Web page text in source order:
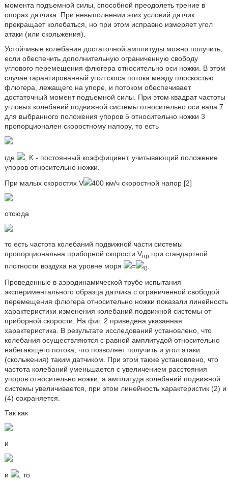
момента подъемной силы, способной преодолеть трение в
опорах датчика. При невыполнении этих условий датчик
прекращает колебаться, но при этом исправно измеряет угол
атаки (или скольжения).
Устойчивые колебания достаточной амплитуды можно получить,
если обеспечить дополнительную ограниченную свободу
углового перемещения флюгера относительно оси ножки. В этом
случае гарантированный угол скоса потока между плоскостью
флюгера, лежащего на упоре, и потоком обеспечивает
достаточный момент подъемной силы. При этом квадрат частоты
угловых колебаний подвижной системы относительно оси вала 7
для выбранного положения упоров 5 относительно ножки 3
пропорционален скоростному напору, то есть
где
, K - постоянный коэффициент, учитывающий положение
упоров относительно ножки.
При малых скоростях V
400 км/ч скоростной напор [2]
отсюда
то есть частота колебаний подвижной части системы
пропорциональна приборной скорости Vпр при стандартной
плотности воздуха на уровне моря
= 0.
Проведенные в аэродинамической трубе испытания
экспериментального образца датчика с ограниченной свободой
перемещения флюгера относительно ножки показали линейность
характеристики изменения колебаний подвижной системы от
приборной скорости. На фиг. 2 приведена указанная
характеристика. В результате исследований установлено, что
колебания осуществляются с равной амплитудой относительно
набегающего потока, что позволяет получить и угол атаки
(скольжения) таким датчиком. При этом также установлено, что
частота колебаний уменьшается с увеличением расстояния
упоров относительно ножки, а амплитуда колебаний подвижной
системы увеличивается, при этом линейность характеристик (2) и
(4) сохраняется.
Так как
и
и , то